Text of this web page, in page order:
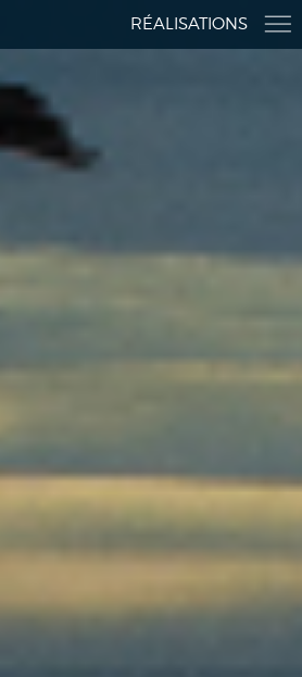
RÉALISATIONS